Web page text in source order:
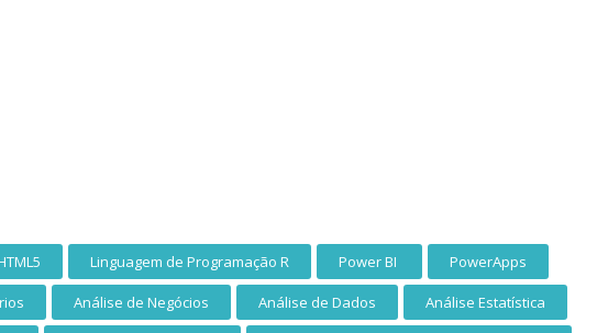
Linguagem de Programação R Power BI PowerApps
Análise de Negócios Análise de Dados Análise Estatística